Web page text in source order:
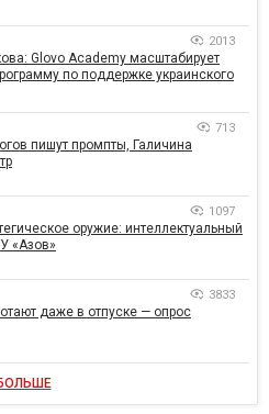
2013
Glovo Academy масштабирует
по поддержке украинского
713
пишут промпты, Галичина
1097
оружие: интеллектуальный
«Азов»
3833
даже в отпуске — опрос